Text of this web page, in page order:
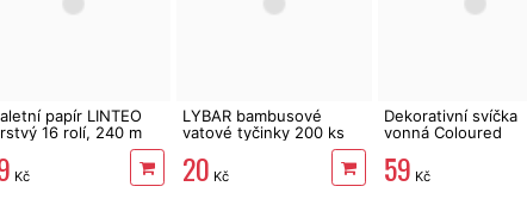
papír LINTEO
16 rolí, 240 m
Kč
LYBAR bambusové
vatové tyčinky 200 ks
20 Kč
Dekorativní svíčka
vonná Coloured
59 Kč